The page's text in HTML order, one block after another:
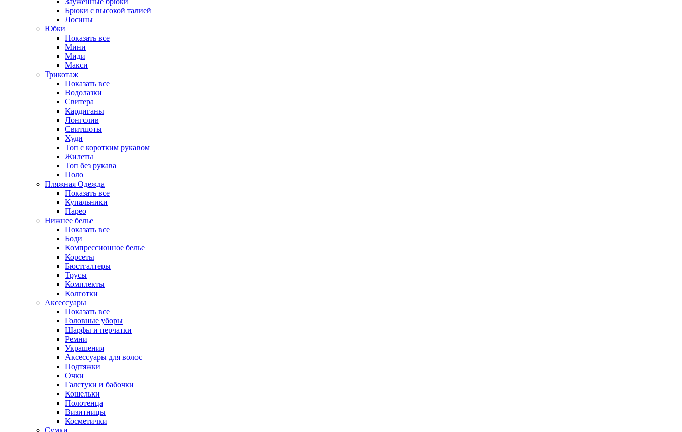
Брюки с высокой талией
Лосины
Юбки
Показать все
Мини
Миди
Макси
Трикотаж
Показать все
Водолазки
Свитера
Кардиганы
Лонгслив
Свитшоты
Худи
Топ с коротким рукавом
Жилеты
Топ без рукава
Поло
Пляжная Одежда
Показать все
Купальники
Парео
Нижнее белье
Показать все
Боди
Компрессионное белье
Корсеты
Бюстгалтеры
Трусы
Комплекты
Колготки
Аксессуары
Показать все
Головные уборы
Шарфы и перчатки
Ремни
Украшения
Аксессуары для волос
Подтяжки
Очки
Галстуки и бабочки
Кошельки
Полотенца
Визитницы
Косметички
Сумки